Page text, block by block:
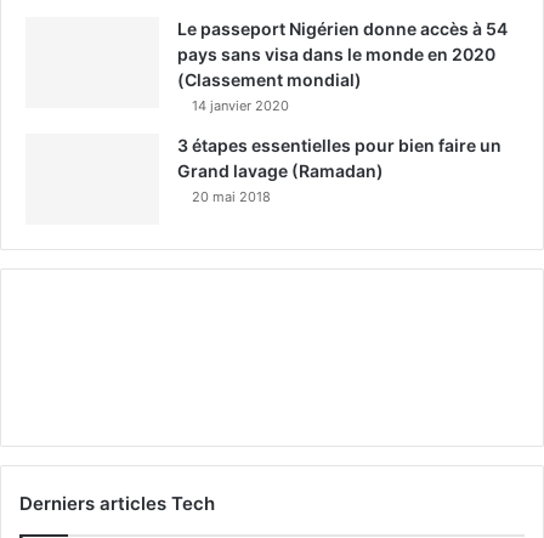
Le passeport Nigérien donne accès à 54
pays sans visa dans le monde en 2020
(Classement mondial)
14 janvier 2020
3 étapes essentielles pour bien faire un
Grand lavage (Ramadan)
20 mai 2018
Derniers articles Tech